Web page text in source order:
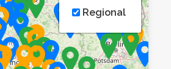
Regional